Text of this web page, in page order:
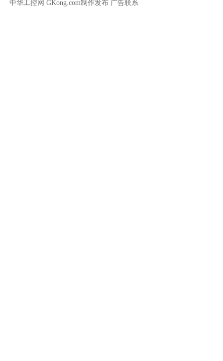
中华工控网 GKong.com制作发布 广告联系